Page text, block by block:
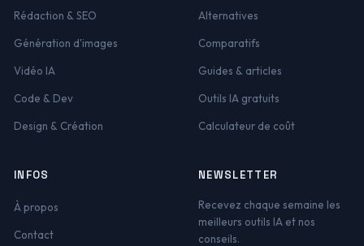
Rédaction & SEO
Génération d'images
Vidéo IA
Code & Dev
Design & Création
Alternatives
Comparatifs
Guides & articles
Outils IA gratuits
Calculateur de coût
INFOS
À propos
Contact
NEWSLETTER
Recevez chaque semaine les
meilleurs outils IA et nos
conseils.